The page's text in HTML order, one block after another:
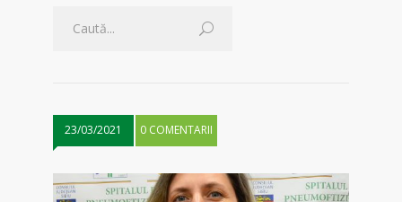
23/03/2021 0 COMENTARII